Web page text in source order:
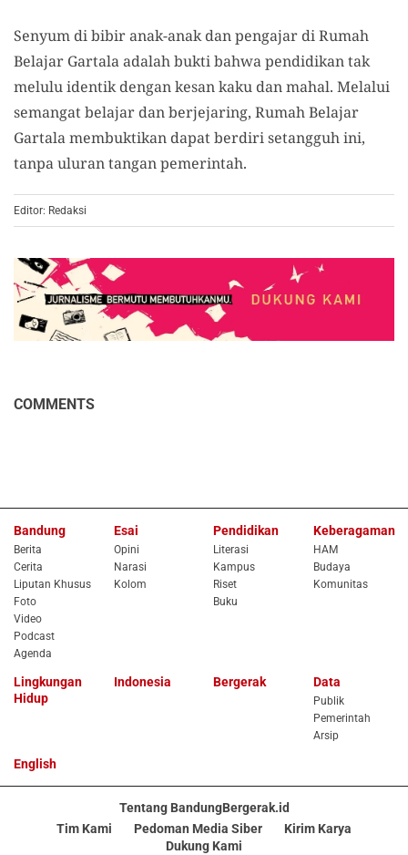
Senyum di bibir anak-anak dan pengajar di Rumah
Belajar Gartala adalah bukti bahwa pendidikan tak
melulu identik dengan kesan kaku dan mahal. Melalui
semangat belajar dan berjejaring, Rumah Belajar
Gartala membuktikan dapat berdiri setangguh ini,
tanpa uluran tangan pemerintah.
Editor: Redaksi
COMMENTS
Bandung
Berita
Cerita
Liputan Khusus
Foto
Video
Podcast
Agenda
Esai
Opini
Narasi
Kolom
Pendidikan
Literasi
Kampus
Riset
Buku
Keberagaman
HAM
Budaya
Komunitas
Lingkungan
Hidup
Indonesia Bergerak Data
Publik
Pemerintah
Arsip
English
Tentang BandungBergerak.id
Tim Kami
Pedoman Media Siber
Kirim Karya
Dukung Kami